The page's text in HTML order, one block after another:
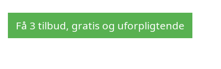
Få 3 tilbud, gratis og uforpligtende